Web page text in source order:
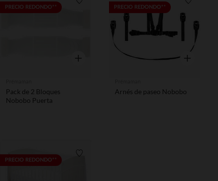
PRECIO REDONDO** Lista de requisitos
Vista rápida
Pack de 2 Bloques
Nobobo Puerta
PRECIO REDONDO**
Vista rápida
Arnés de paseo Nobobo
PRECIO REDONDO**